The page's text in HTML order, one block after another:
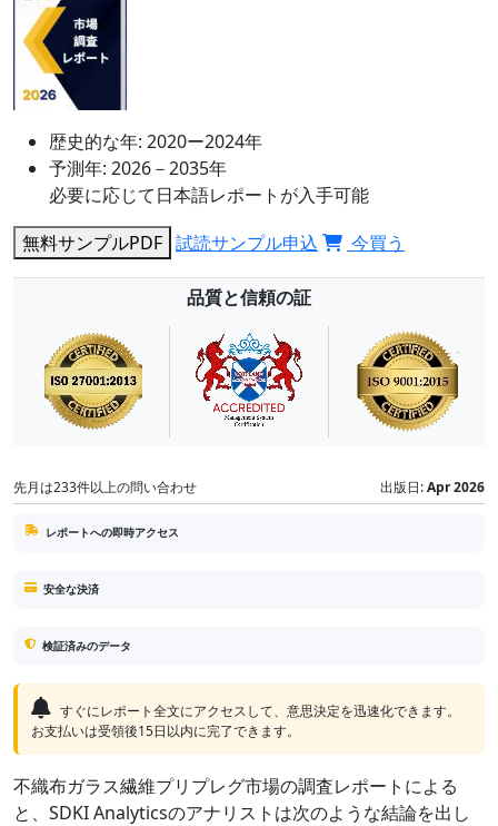
歴史的な年: 2020ー2024年
予測年: 2026－2035年
必要に応じて日本語レポートが入手可能
無料サンプルPDF 試読サンプル申込 今買う
品質と信頼の証
先月は233件以上の問い合わせ 出版日:Apr 2026
レポートへの即時アクセス
安全な決済
検証済みのデータ
すぐにレポート全文にアクセスして、意思決定を迅速化できます。
お支払いは受領後15日以内に完了できます。
不織布ガラス繊維プリプレグ市場の調査レポートによる
と、SDKI Analyticsのアナリストは次のような結論を出し